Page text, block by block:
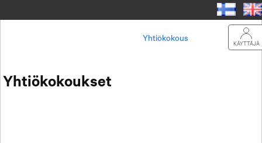
KÄYTTÄJÄ
Yhtiökokous
Yhtiökokoukset